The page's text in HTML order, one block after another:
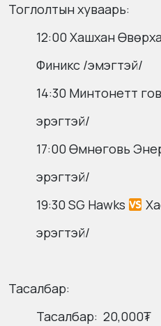
Тоглолтын хуваарь:
12:00 Хашхан
Финикс /эмэгтэй/
14:30 Минтонетт
эрэгтэй/
17:00 Өмнөговь
эрэгтэй/
19:30 SG Hawks
эрэгтэй/
Тасалбар:
Тасалбар: 20,000₮